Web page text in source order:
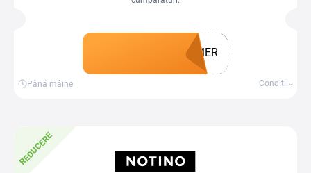
MER
Până mâine Condiții
REDUCERE